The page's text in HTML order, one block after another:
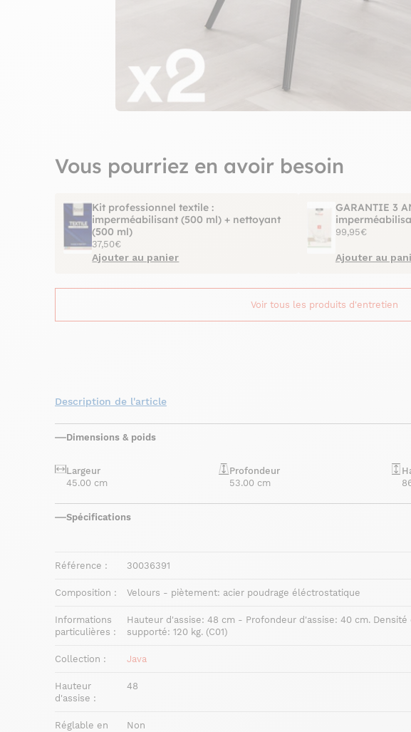
Vous pourriez en avoir besoin
Kit professionnel textile :
imperméabilisant (500 ml) + nettoyant
(500 ml)
37,50€
Ajouter au panier
GARANTIE 3
99,95€
Ajouter au
Voir tous les produits d'entretien
Description de l'article
Dimensions & poids
Largeur
45.00 cm
Profondeur
53.00 cm
Spécifications
Référence : 30036391
Composition : Velours - piètement: acier poudrage éléctrostatique
Informations
particulières :
Hauteur d'assise: 48 cm - Profondeur d'assise: 40 cm.
supporté: 120 kg. (C01)
Collection : Java
Hauteur
d'assise :
48
Réglable en
Non